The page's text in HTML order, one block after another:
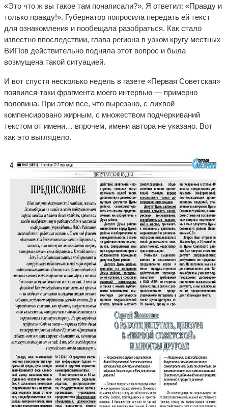
«Это что ж вы такое там понаписали?». Я ответил: «Правду и
только правду!». Губернатор попросила передать ей текст
для ознакомления и пообещала разобраться. Как стало
известно впоследствии, глава региона в узком кругу местных
ВИПов действительно подняла этот вопрос и была
возмущена такой ситуацией.
И вот спустя несколько недель в газете «Первая Советская»
появился-таки фрагмента моего интервью — примерно
половина. При этом все, что вырезано, с лихвой
компенсировано жирным, с множеством подчеркиваний
текстом от имени… впрочем, имени автора не указано. Вот
как это выглядело.